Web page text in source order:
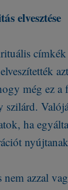
elvesztése
még ez a
ha
nem azzal